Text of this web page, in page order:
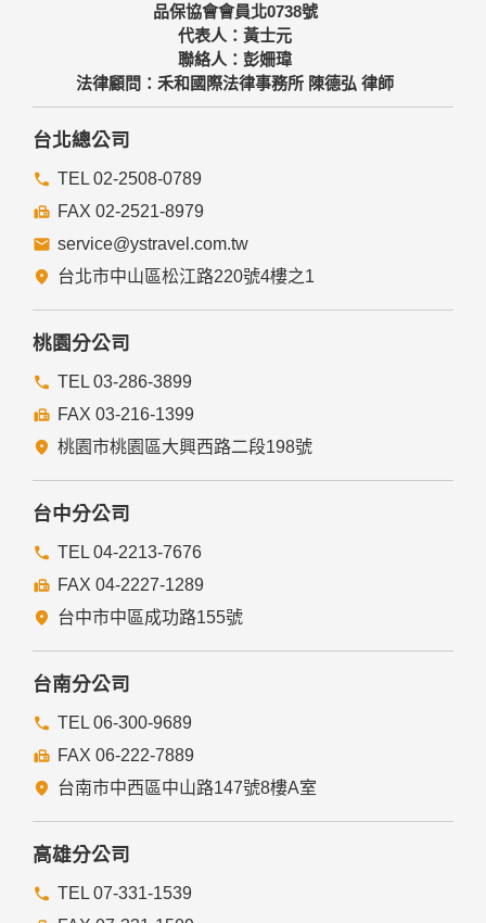
料，相關處理人員皆簽有保密合約，如有違反保密義務者，將
會受到相關的法律處分。
如因業務需要有必要委託其他單位提供服務時，本網站亦會嚴
格要求其遵守保密義務，並且採取必要檢查程序以確定其將確
實遵守。
四、網站對外的相關連結
提供的連結，點選進入其他網站。但該連結網站不適用本網站
的隱私權保護政策，您必須參考該連結網站中的隱私權保護政
策。
五、與第三人共用個人資料之政策
本網站絕不會提供、交換、出租或出售任何您的個人資料給其
他個人、團體、私人企業或公務機關，但有法律依據或合約義
務者，不在此限。
前項但書之情形包括不限於：
經由您書面同意。
法律明文規定。
與公務機關或學術研究機構合作，基於公共利益為統計或學術
研究而有必要，且資料經過提供者處理或蒐集者依其揭露方式
無從識別特定之當事人。
當您在網站的行為，違反服務條款或可能損害或妨礙網站與其
揭露您的個人資料是為了辨識、聯絡或採取法律行動所必要
者。
本網站委託廠商協助蒐集、處理或利用您的個人資料時，將對
委外廠商或個人善盡監督管理之責。
六、Cookie之使用
為了提供您最佳的服務，本網站會在您的電腦中放置並取用我
們的Cookie，若您不願接受Cookie的寫入，您可在您使用的
瀏覽器功能項中設定隱私權等級為高，即可拒絕Cookie的寫
七、隱私權保護政策之修正
款將刊登於網站上。
品保協會會員北0738號
代表人：黃士元
聯絡人：彭姍瑋
法律顧問：禾和國際法律事務所 陳德弘 律師
台北總公司
TEL 02-2508-0789
FAX 02-2521-8979
service@ystravel.com.tw
台北市中山區松江路220號4樓之1
桃園分公司
TEL 03-286-3899
FAX 03-216-1399
桃園市桃園區大興西路二段198號
台中分公司
TEL 04-2213-7676
FAX 04-2227-1289
台中市中區成功路155號
台南分公司
TEL 06-300-9689
FAX 06-222-7889
台南市中西區中山路147號8樓A室
高雄分公司
TEL 07-331-1539